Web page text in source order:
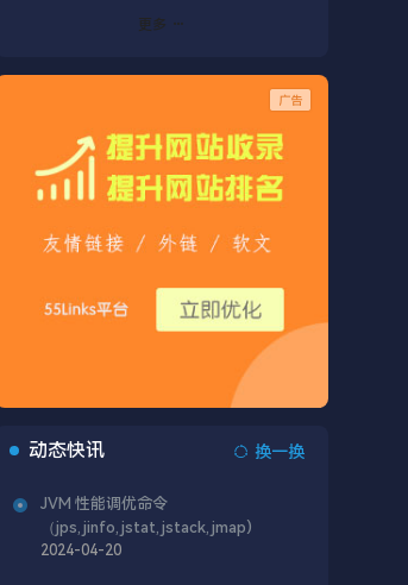
更多
动态快讯 换一换
JVM 性能调优命令
（jps,jinfo,jstat,jstack,jmap)
2024-04-20